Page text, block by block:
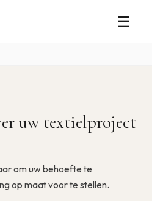
☰
uw textielproject
om uw behoefte te
op maat voor te stellen.